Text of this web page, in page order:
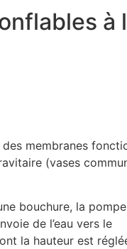
à
des membranes
(vases
bouchure, la
de l’eau vers le
la hauteur est